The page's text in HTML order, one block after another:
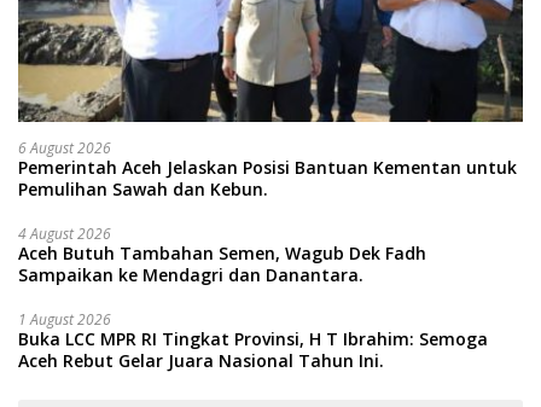
6 August 2026
Pemerintah Aceh Jelaskan Posisi Bantuan Kementan untuk
Pemulihan Sawah dan Kebun.
4 August 2026
Aceh Butuh Tambahan Semen, Wagub Dek Fadh
Sampaikan ke Mendagri dan Danantara.
1 August 2026
Buka LCC MPR RI Tingkat Provinsi, H T Ibrahim: Semoga
Aceh Rebut Gelar Juara Nasional Tahun Ini.